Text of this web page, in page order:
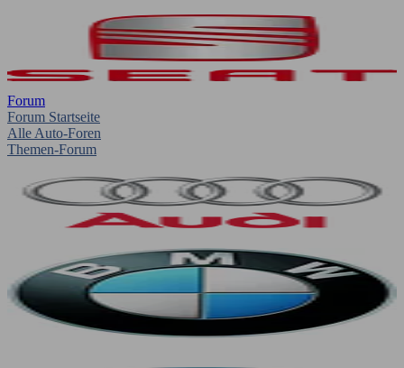
Forum
Forum Startseite
Alle Auto-Foren
Themen-Forum